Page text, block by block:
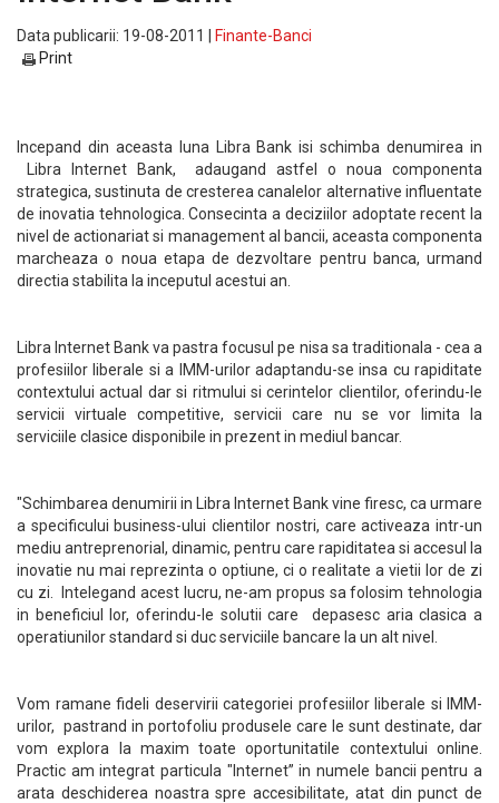
Data publicarii: 19-08-2011 |
Finante-Banci
Print
Incepand din aceasta luna Libra Bank isi schimba denumirea in
Libra Internet Bank, adaugand astfel o noua componenta
strategica, sustinuta de cresterea canalelor alternative influentate
de inovatia tehnologica. Consecinta a deciziilor adoptate recent la
nivel de actionariat si management al bancii, aceasta componenta
marcheaza o noua etapa de dezvoltare pentru banca, urmand
directia stabilita la inceputul acestui an.
Libra Internet Bank va pastra focusul pe nisa sa traditionala - cea a
profesiilor liberale si a IMM-urilor adaptandu-se insa cu rapiditate
contextului actual dar si ritmului si cerintelor clientilor, oferindu-le
servicii virtuale competitive, servicii care nu se vor limita la
serviciile clasice disponibile in prezent in mediul bancar.
"Schimbarea denumirii in Libra Internet Bank vine firesc, ca urmare
a specificului business-ului clientilor nostri, care activeaza intr-un
mediu antreprenorial, dinamic, pentru care rapiditatea si accesul la
inovatie nu mai reprezinta o optiune, ci o realitate a vietii lor de zi
cu zi. Intelegand acest lucru, ne-am propus sa folosim tehnologia
in beneficiul lor, oferindu-le solutii care depasesc aria clasica a
operatiunilor standard si duc serviciile bancare la un alt nivel.
Vom ramane fideli deservirii categoriei profesiilor liberale si IMM-
urilor, pastrand in portofoliu produsele care le sunt destinate, dar
vom explora la maxim toate oportunitatile contextului online.
Practic am integrat particula "Internet” in numele bancii pentru a
arata deschiderea noastra spre accesibilitate, atat din punct de